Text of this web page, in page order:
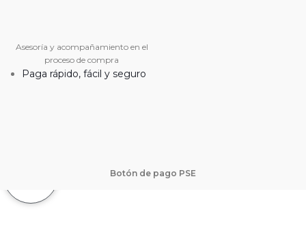
Asesoría y acompañamiento en el
proceso de compra
Paga rápido, fácil y seguro
Botón de pago PSE